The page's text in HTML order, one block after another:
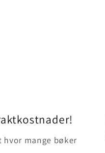
hvor mange bøker